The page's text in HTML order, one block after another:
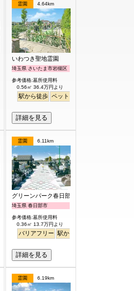
霊園 4.64km
いわつき聖地霊園
埼玉県 さいたま市岩槻区
参考価格:墓所使用料
0.56㎡ 36.4万円より
駅から徒歩 ペット
詳細を見る
霊園 6.11km
グリーンパーク春日部浄園
埼玉県 春日部市
参考価格:墓所使用料
0.36㎡ 13.7万円より
バリアフリー 駅から徒歩
詳細を見る
霊園 6.19km